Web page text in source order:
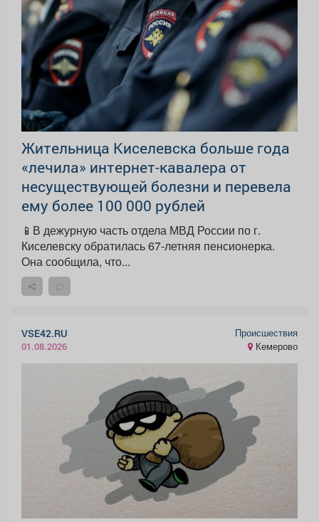
Жительница Киселевска больше года
«лечила» интернет-кавалера от
несуществующей болезни и перевела
ему более 100 000 рублей
📱В дежурную часть отдела МВД России по г.
Киселевску обратилась 67-летняя пенсионерка.
Она сообщила, что...
VSE42.RU
01.08.2026
Происшествия
Кемерово